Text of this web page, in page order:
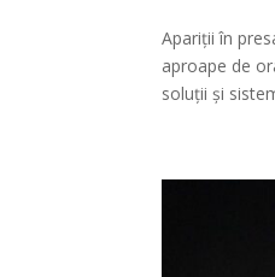
Apariții în
aproape de
soluții și